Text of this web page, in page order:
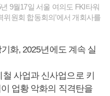
9월17일 서울 여의도 FKI타워
위원회 합동회의’에서 개회사를
화, 2025년에도 계속 실
사업과 신사업으로 키
업황 악화의 직격탄을